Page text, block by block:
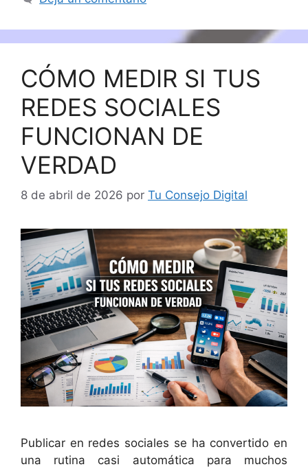
CÓMO MEDIR SI TUS
REDES SOCIALES
FUNCIONAN DE
VERDAD
8 de abril de 2026 por Tu Consejo Digital
Publicar en redes sociales se ha convertido en
una rutina casi automática para muchos